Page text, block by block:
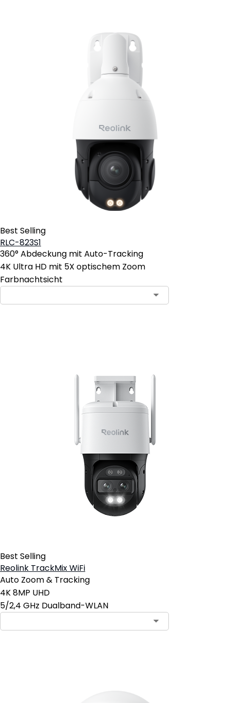
Best Selling
RLC-823S1
360° Abdeckung mit Auto-Tracking
4K Ultra HD mit 5X optischem Zoom
Farbnachtsicht
Best Selling
Reolink TrackMix WiFi
Auto Zoom & Tracking
4K 8MP UHD
5/2,4 GHz Dualband-WLAN